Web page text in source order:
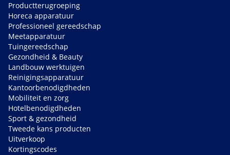
Productterugroeping
Horeca apparatuur
Professioneel gereedschap
Meetapparatuur
Tuingereedschap
Gezondheid & Beauty
Landbouw werktuigen
Reinigingsapparatuur
Kantoorbenodigdheden
Mobiliteit en zorg
Hotelbenodigdheden
Sport & gezondheid
Tweede kans producten
Uitverkoop
Kortingscodes